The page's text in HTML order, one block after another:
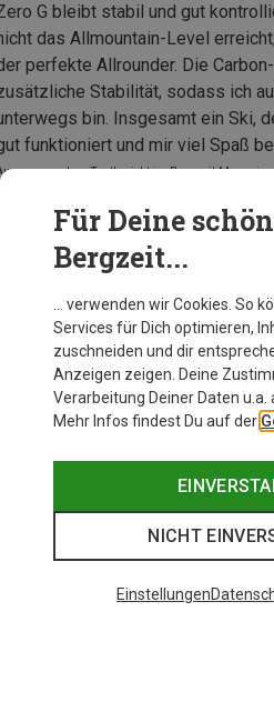
G bleibt stabil und gut
das Allmountain-Level
perfekte Allrounder. Die
Stabilität, sodass ich
bin. Insgesamt ein Ski,
funktioniert und mir viel Spaß
aus dem Testbericht im Bergzeit Magazin
Zur
Für Deine
Bergzeit...
… verwenden wir Cookies. So
Services für Dich optimieren,
zuschneiden und dir
Anzeigen zeigen. Deine
Verarbeitung Deiner Daten u.a.
Mehr Infos findest Du auf der
NICHT
Einstellungen